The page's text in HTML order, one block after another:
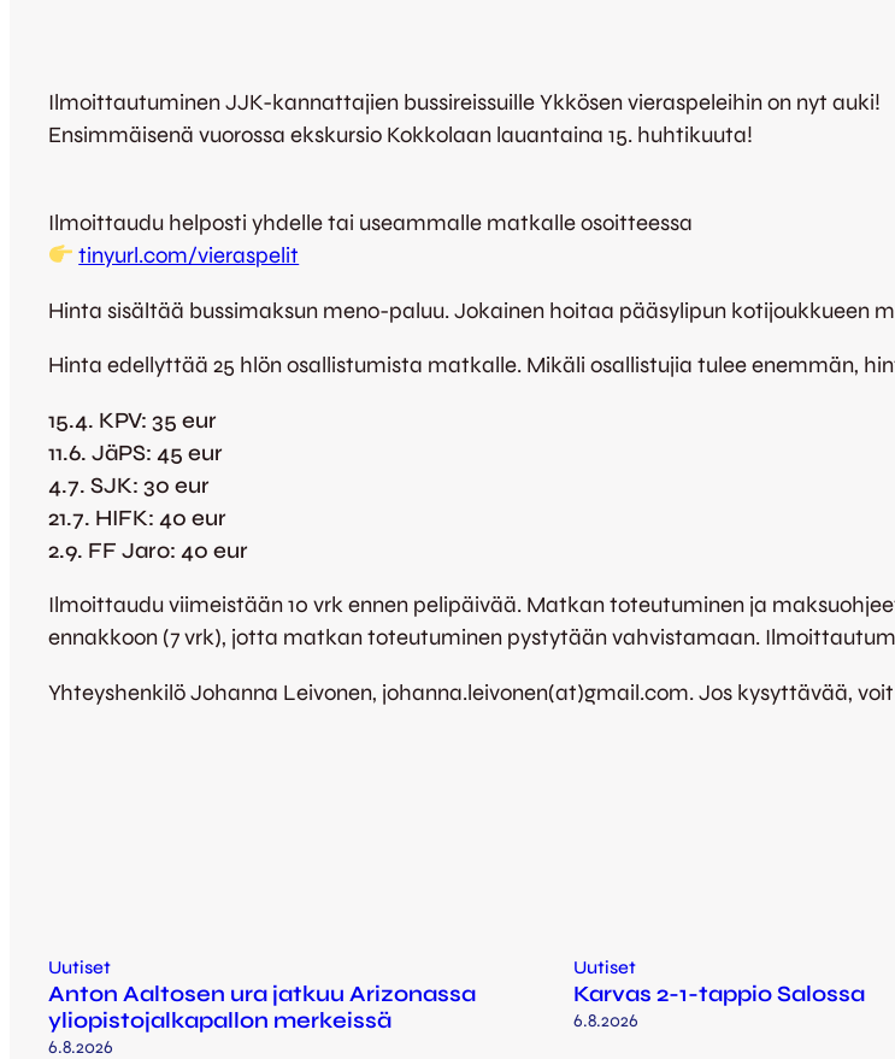
Ilmoittautuminen JJK-kannattajien bussireissuille Ykkösen vieraspeleihin on nyt auki!
Ensimmäisenä vuorossa ekskursio Kokkolaan lauantaina 15. huhtikuuta!
Ilmoittaudu helposti yhdelle tai useammalle matkalle osoitteessa
tinyurl.com/vieraspelit
Hinta sisältää bussimaksun meno-paluu. Jokainen hoitaa pääsylipun kotijoukkueen
Hinta edellyttää 25 hlön osallistumista matkalle. Mikäli osallistujia tulee enemmän,
15.4. KPV: 35 eur
11.6. JäPS: 45 eur
4.7. SJK: 30 eur
21.7. HIFK: 40 eur
2.9. FF Jaro: 40 eur
Ilmoittaudu viimeistään 10 vrk ennen pelipäivää. Matkan toteutuminen ja
ennakkoon (7 vrk), jotta matkan toteutuminen pystytään vahvistamaan.
Yhteyshenkilö Johanna Leivonen, johanna.leivonen(at)gmail.com. Jos kysyttävää,
Uutiset
Anton Aaltosen ura jatkuu Arizonassa
yliopistojalkapallon merkeissä
6.8.2026
Uutiset
Karvas 2-1-tappio Salossa
6.8.2026